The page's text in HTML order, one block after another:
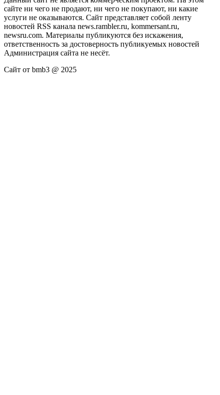
сайте ни чего не продают, ни чего не покупают, ни какие
услуги не оказываются. Сайт представляет собой ленту
новостей RSS канала news.rambler.ru, kommersant.ru,
newsru.com. Материалы публикуются без искажения,
ответственность за достоверность публикуемых новостей
Администрация сайта не несёт.
Сайт от bmb3 @ 2025